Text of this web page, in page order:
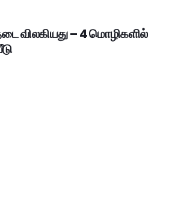
விலகியது – 4 மொழிகளில்